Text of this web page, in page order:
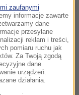
gra na co dzień
lepiej, ale
Dziękuję wam
" - powiedział
zaufanymi
informacje zawarte
dane
przesyłane
reklam i treści,
pomiaru ruchu jak
Za Twoją zgodą
dane
urządzeń.
działania.